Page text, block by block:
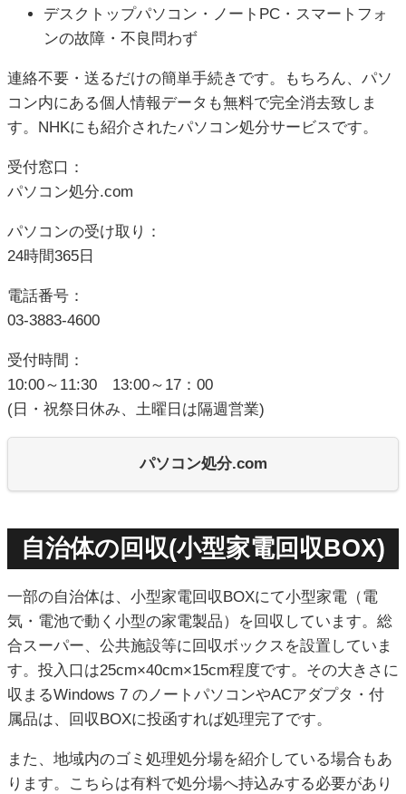
デスクトップパソコン・ノートPC・スマートフォ
ンの故障・不良問わず
連絡不要・送るだけの簡単手続きです。もちろん、パソ
コン内にある個人情報データも無料で完全消去致しま
す。NHKにも紹介されたパソコン処分サービスです。
受付窓口：
パソコン処分.com
パソコンの受け取り：
24時間365日
電話番号：
03-3883-4600
受付時間：
10:00～11:30 13:00～17：00
(日・祝祭日休み、土曜日は隔週営業)
パソコン処分.com
自治体の回収(小型家電回収BOX)
一部の自治体は、小型家電回収BOXにて小型家電（電
気・電池で動く小型の家電製品）を回収しています。総
合スーパー、公共施設等に回収ボックスを設置していま
す。投入口は25cm×40cm×15cm程度です。その大きさに
収まるWindows 7 のノートパソコンやACアダプタ・付
属品は、回収BOXに投函すれば処理完了です。
また、地域内のゴミ処理処分場を紹介している場合もあ
ります。こちらは有料で処分場へ持込みする必要があり